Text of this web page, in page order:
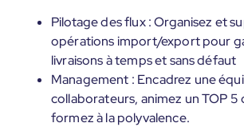
Pilotage des flux : Organisez et
opérations import/export pour
livraisons à temps et sans défaut
Management : Encadrez une
collaborateurs, animez un TOP
formez à la polyvalence.